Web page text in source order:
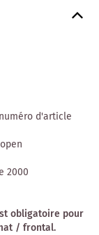
d'article
2000
obligatoire pour
/ frontal.